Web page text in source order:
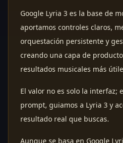
Google Lyria 3 es la base de
aportamos controles claros,
orquestación persistente y
creando una capa de
resultados musicales más
El valor no es solo la interfaz;
prompt, guiamos a Lyria 3 y
resultado real que buscas.
Aunque se basa en Google